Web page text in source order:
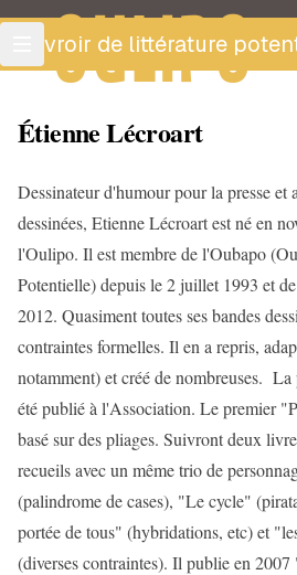
OULIPO
ouvroir de littérature
Étienne Lécroart
Dessinateur d'humour pour la presse et
dessinées, Etienne Lécroart est né en
l'Oulipo. Il est membre de l'Oubapo
Potentielle) depuis le 2 juillet 1993 et
2012. Quasiment toutes ses bandes
contraintes formelles. Il en a repris,
notamment) et créé de nombreuses.
été publié à l'Association. Le premier
basé sur des pliages. Suivront deux
recueils avec un même trio de
(palindrome de cases), "Le cycle"
portée de tous" (hybridations, etc) et
(diverses contraintes). Il publie en 2007